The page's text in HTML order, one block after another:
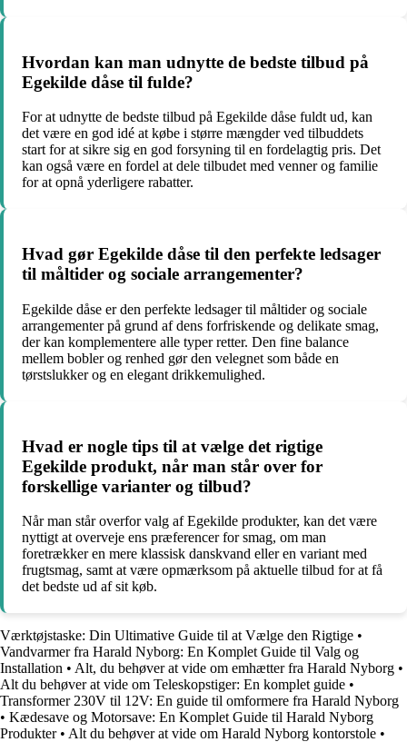
Hvordan kan man udnytte de bedste tilbud på
Egekilde dåse til fulde?
For at udnytte de bedste tilbud på Egekilde dåse fuldt ud, kan
det være en god idé at købe i større mængder ved tilbuddets
start for at sikre sig en god forsyning til en fordelagtig pris. Det
kan også være en fordel at dele tilbudet med venner og familie
for at opnå yderligere rabatter.
Hvad gør Egekilde dåse til den perfekte ledsager
til måltider og sociale arrangementer?
Egekilde dåse er den perfekte ledsager til måltider og sociale
arrangementer på grund af dens forfriskende og delikate smag,
der kan komplementere alle typer retter. Den fine balance
mellem bobler og renhed gør den velegnet som både en
tørstslukker og en elegant drikkemulighed.
Hvad er nogle tips til at vælge det rigtige
Egekilde produkt, når man står over for
forskellige varianter og tilbud?
Når man står overfor valg af Egekilde produkter, kan det være
nyttigt at overveje ens præferencer for smag, om man
foretrækker en mere klassisk danskvand eller en variant med
frugtsmag, samt at være opmærksom på aktuelle tilbud for at få
det bedste ud af sit køb.
Værktøjstaske: Din Ultimative Guide til at Vælge den Rigtige •
Vandvarmer fra Harald Nyborg: En Komplet Guide til Valg og
Installation • Alt, du behøver at vide om emhætter fra Harald Nyborg •
Alt du behøver at vide om Teleskopstiger: En komplet guide •
Transformer 230V til 12V: En guide til omformere fra Harald Nyborg
• Kædesave og Motorsave: En Komplet Guide til Harald Nyborg
Produkter• Alt du behøver at vide om Harald Nyborg kontorstole •